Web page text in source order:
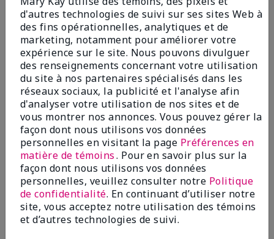
Ajouter au sac
60,00 $
Ajouter au sac
Ensemble voyage Volu-
Firmᴹᴰ TimeWise Repairᴹᴰ
Crème régénératrice pour les
yeux Volu-Firmᴹᴰ TimeWise
d'autres technologies de suivi sur ses sites Web à
des fins opérationnelles, analytiques et de
marketing, notamment pour améliorer votre
expérience sur le site. Nous pouvons divulguer
des renseignements concernant votre utilisation
du site à nos partenaires spécialisés dans les
réseaux sociaux, la publicité et l'analyse afin
d'analyser votre utilisation de nos sites et de
vous montrer nos annonces. Vous pouvez gérer la
façon dont nous utilisons vos données
personnelles en visitant la page Préférences en
matière de témoins. Pour en savoir plus sur la
façon dont nous utilisons vos données
personnelles, veuillez consulter notre Politique
de confidentialité. En continuant d’utiliser notre
site, vous acceptez notre utilisation des témoins
et d’autres technologies de suivi.